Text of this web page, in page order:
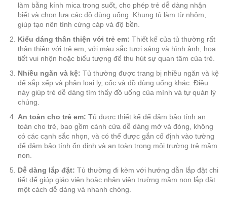
làm bằng kính mica trong suốt, cho phép trẻ dễ dàng nhận
biết và chọn lựa các đồ dùng uống. Khung tủ làm từ nhôm,
giúp tạo nên tính cứng cáp và độ bền.
Kiểu dáng thân thiện với trẻ em: Thiết kế của tủ thường rất
thân thiện với trẻ em, với màu sắc tươi sáng và hình ảnh, họa
tiết vui nhộn hoặc biểu tượng để thu hút sự quan tâm của trẻ.
Nhiều ngăn và kệ: Tủ thường được trang bị nhiều ngăn và kệ
để sắp xếp và phân loại ly, cốc và đồ dùng uống khác. Điều
này giúp trẻ dễ dàng tìm thấy đồ uống của mình và tự quản lý
chúng.
An toàn cho trẻ em: Tủ được thiết kế để đảm bảo tính an
toàn cho trẻ, bao gồm cánh cửa dễ dàng mở và đóng, không
có các cạnh sắc nhọn, và có thể được gắn cố định vào tường
để đảm bảo tính ổn định và an toàn trong môi trường trẻ mầm
non.
Dễ dàng lắp đặt: Tủ thường đi kèm với hướng dẫn lắp đặt chi
tiết để giúp giáo viên hoặc nhân viên trường mầm non lắp đặt
một cách dễ dàng và nhanh chóng.